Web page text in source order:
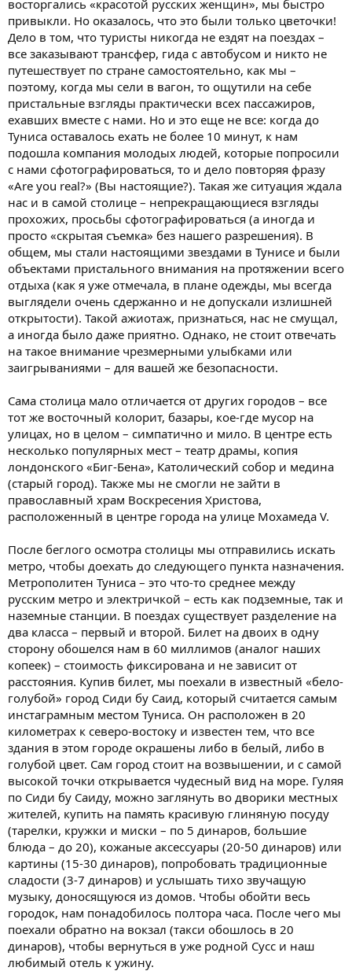
восторгались «красотой русских женщин», мы быстро
привыкли. Но оказалось, что это были только цветочки!
Дело в том, что туристы никогда не ездят на поездах –
все заказывают трансфер, гида с автобусом и никто не
путешествует по стране самостоятельно, как мы –
поэтому, когда мы сели в вагон, то ощутили на себе
пристальные взгляды практически всех пассажиров,
ехавших вместе с нами. Но и это еще не все: когда до
Туниса оставалось ехать не более 10 минут, к нам
подошла компания молодых людей, которые попросили
с нами сфотографироваться, то и дело повторяя фразу
«Are you real?» (Вы настоящие?). Такая же ситуация ждала
нас и в самой столице – непрекращающиеся взгляды
прохожих, просьбы сфотографироваться (а иногда и
просто «скрытая съемка» без нашего разрешения). В
общем, мы стали настоящими звездами в Тунисе и были
объектами пристального внимания на протяжении всего
отдыха (как я уже отмечала, в плане одежды, мы всегда
выглядели очень сдержанно и не допускали излишней
открытости). Такой ажиотаж, признаться, нас не смущал,
а иногда было даже приятно. Однако, не стоит отвечать
на такое внимание чрезмерными улыбками или
заигрываниями – для вашей же безопасности.
Сама столица мало отличается от других городов – все
тот же восточный колорит, базары, кое-где мусор на
улицах, но в целом – симпатично и мило. В центре есть
несколько популярных мест – театр драмы, копия
лондонского «Биг-Бена», Католический собор и медина
(старый город). Также мы не смогли не зайти в
православный храм Воскресения Христова,
расположенный в центре города на улице Мохамеда V.
После беглого осмотра столицы мы отправились искать
метро, чтобы доехать до следующего пункта назначения.
Метрополитен Туниса – это что-то среднее между
русским метро и электричкой – есть как подземные, так и
наземные станции. В поездах существует разделение на
два класса – первый и второй. Билет на двоих в одну
сторону обошелся нам в 60 миллимов (аналог наших
копеек) – стоимость фиксирована и не зависит от
расстояния. Купив билет, мы поехали в известный «бело-
голубой» город Сиди бу Саид, который считается самым
инстаграмным местом Туниса. Он расположен в 20
километрах к северо-востоку и известен тем, что все
здания в этом городе окрашены либо в белый, либо в
голубой цвет. Сам город стоит на возвышении, и с самой
высокой точки открывается чудесный вид на море. Гуляя
по Сиди бу Саиду, можно заглянуть во дворики местных
жителей, купить на память красивую глиняную посуду
(тарелки, кружки и миски – по 5 динаров, большие
блюда – до 20), кожаные аксессуары (20-50 динаров) или
картины (15-30 динаров), попробовать традиционные
сладости (3-7 динаров) и услышать тихо звучащую
музыку, доносящуюся из домов. Чтобы обойти весь
городок, нам понадобилось полтора часа. После чего мы
поехали обратно на вокзал (такси обошлось в 20
динаров), чтобы вернуться в уже родной Сусс и наш
любимый отель к ужину.